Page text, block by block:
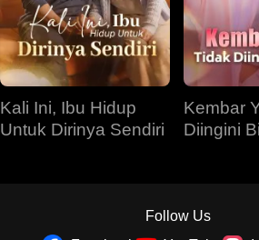
Kali Ini, Ibu Hidup
Untuk Dirinya Sendiri
Kembar
Diingini
Follow Us